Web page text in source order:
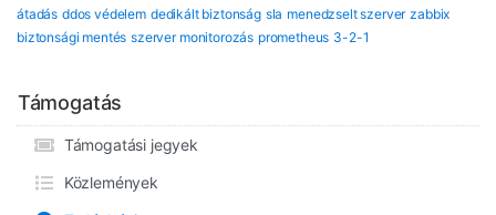
átadás ddos védelem dedikált biztonság sla menedzselt szerver zabbix
biztonsági mentés szerver monitorozás prometheus 3-2-1
Támogatás
Támogatási jegyek
Közlemények